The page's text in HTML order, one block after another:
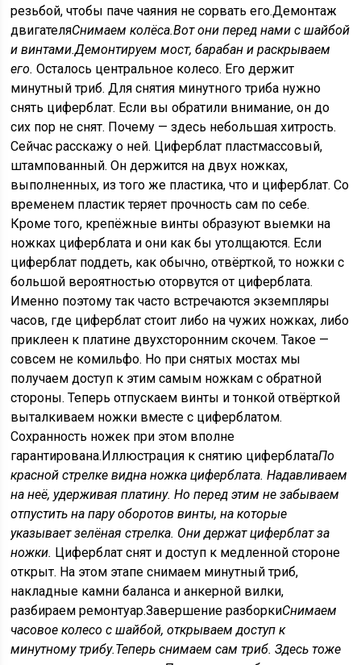
резьбой, чтобы паче чаяния не сорвать его.Демонтаж
двигателяСнимаем колёса.Вот они перед нами с шайбой
и винтами.Демонтируем мост, барабан и раскрываем
его. Осталось центральное колесо. Его держит
минутный триб. Для снятия минутного триба нужно
снять циферблат. Если вы обратили внимание, он до
сих пор не снят. Почему — здесь небольшая хитрость.
Сейчас расскажу о ней. Циферблат пластмассовый,
штампованный. Он держится на двух ножках,
выполненных, из того же пластика, что и циферблат. Со
временем пластик теряет прочность сам по себе.
Кроме того, крепёжные винты образуют выемки на
ножках циферблата и они как бы утолщаются. Если
циферблат поддеть, как обычно, отвёрткой, то ножки с
большой вероятностью оторвутся от циферблата.
Именно поэтому так часто встречаются экземпляры
часов, где циферблат стоит либо на чужих ножках, либо
приклеен к платине двухсторонним скочем. Такое —
совсем не комильфо. Но при снятых мостах мы
получаем доступ к этим самым ножкам с обратной
стороны. Теперь отпускаем винты и тонкой отвёрткой
выталкиваем ножки вместе с циферблатом.
Сохранность ножек при этом вполне
гарантирована.Иллюстрация к снятию циферблатаПо
красной стрелке видна ножка циферблата. Надавливаем
на неё, удерживая платину. Но перед этим не забываем
отпустить на пару оборотов винты, на которые
указывает зелёная стрелка. Они держат циферблат за
ножки. Циферблат снят и доступ к медленной стороне
открыт. На этом этапе снимаем минутный триб,
накладные камни баланса и анкерной вилки,
разбираем ремонтуар.Завершение разборкиСнимаем
часовое колесо с шайбой, открываем доступ к
минутному трибу.Теперь снимаем сам триб. Здесь тоже